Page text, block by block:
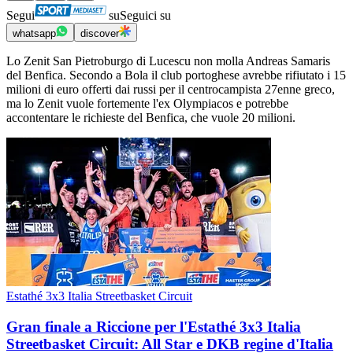
Segui suSeguici su
whatsapp discover
Lo Zenit San Pietroburgo di Lucescu non molla Andreas Samaris
del Benfica. Secondo a Bola il club portoghese avrebbe rifiutato i 15
milioni di euro offerti dai russi per il centrocampista 27enne greco,
ma lo Zenit vuole fortemente l'ex Olympiacos e potrebbe
accontentare le richieste del Benfica, che vuole 20 milioni.
Estathé 3x3 Italia Streetbasket Circuit
Gran finale a Riccione per l'Estathé 3x3 Italia
Streetbasket Circuit: All Star e DKB regine d'Italia